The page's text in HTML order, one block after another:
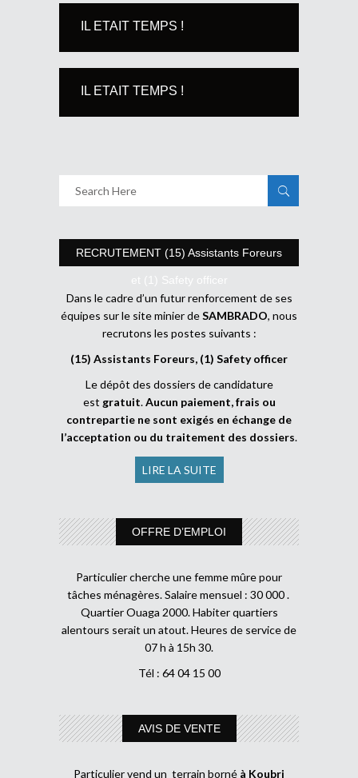
IL ETAIT TEMPS !
IL ETAIT TEMPS !
RECRUTEMENT (15) Assistants Foreurs
et (1) Safety officer
Dans le cadre d’un futur renforcement de ses
équipes sur le site minier deSAMBRADO, nous
recrutons les postes suivants :
(15) Assistants Foreurs, (1) Safety officer
Le dépôt des dossiers de candidature
est gratuit.Aucun paiement, frais ou
contrepartie ne sont exigés en échange de
l’acceptation ou du traitement des dossiers.
LIRE LA SUITE
OFFRE D’EMPLOI
Particulier cherche une femme mûre pour
tâches ménagères. Salaire mensuel : 30 000 .
Quartier Ouaga 2000. Habiter quartiers
alentours serait un atout. Heures de service de
07 h à 15h 30.
Tél : 64 04 15 00
AVIS DE VENTE
Particulier vend un terrain borné à Koubri